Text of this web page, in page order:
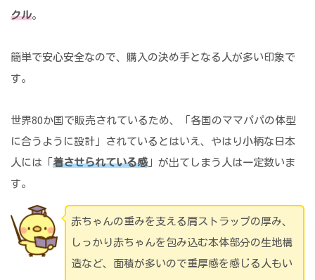
クル。
簡単で安心安全なので、購入の決め手となる人が多い印象で
す。
世界80か国で販売されているため、「各国のママパパの体型
に合うように設計」されているとはいえ、やはり小柄な日本
人には「 着させられている感 」が出てしまう人は一定数いま
す。
赤ちゃんの重みを支える肩ストラップの厚み、
しっかり赤ちゃんを包み込む本体部分の生地構
造など、面積が多いので重厚感を感じる人もい